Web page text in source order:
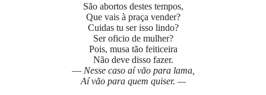
São abortos destes tempos,
Que vais à praça vender?
Cuidas tu ser isso lindo?
Ser oficio de mulher?
Pois, musa tão feiticeira
Não deve disso fazer.
— Nesse caso aí vão para lama,
Aí vão para quem quiser. —